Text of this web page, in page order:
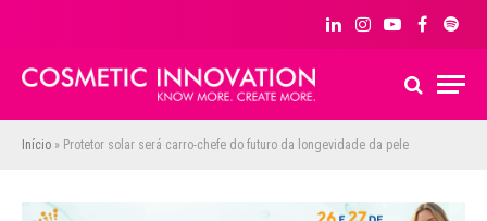
LinkedInInstagram
YouTubeFacebook
Início » Protetor solar será carro-chefe do futuro da longevidade da pele